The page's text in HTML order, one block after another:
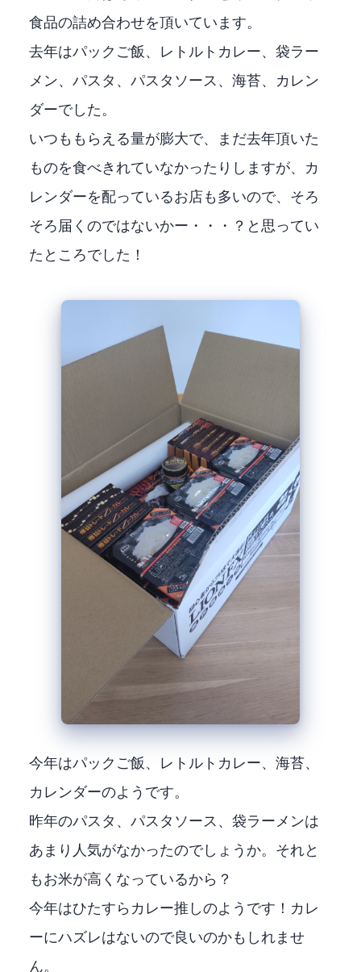
食品の詰め合わせを頂いています。
去年はパックご飯、レトルトカレー、袋ラー
メン、パスタ、パスタソース、海苔、カレン
ダーでした。
いつももらえる量が膨大で、まだ去年頂いた
ものを食べきれていなかったりしますが、カ
レンダーを配っているお店も多いので、そろ
そろ届くのではないかー・・・？と思ってい
たところでした！
今年はパックご飯、レトルトカレー、海苔、
カレンダーのようです。
昨年のパスタ、パスタソース、袋ラーメンは
あまり人気がなかったのでしょうか。それと
もお米が高くなっているから？
今年はひたすらカレー推しのようです！カレ
ーにハズレはないので良いのかもしれませ
ん。